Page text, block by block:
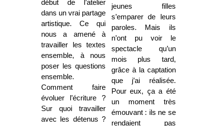
début de l’atelier
dans un vrai partage
artistique. Ce qui
nous a amené à
travailler les textes
ensemble, à nous
poser les questions
ensemble.
Comment faire
évoluer l’écriture ?
Sur quoi travailler
avec les détenus ?
jeunes filles
s’emparer de leurs
paroles. Mais ils
n’ont pu voir le
spectacle qu’un
mois plus tard,
grâce à la captation
que j’ai réalisée.
Pour eux, ça a été
un moment très
émouvant : ils ne se
rendaient pas